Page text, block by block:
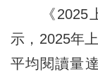
《2025上
示，2025年
平均閱讀量